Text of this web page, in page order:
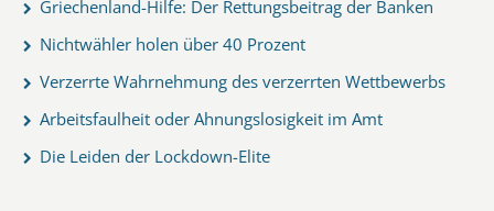
Griechenland-Hilfe: Der Rettungsbeitrag der Banken
Nichtwähler holen über 40 Prozent
Verzerrte Wahrnehmung des verzerrten Wettbewerbs
Arbeitsfaulheit oder Ahnungslosigkeit im Amt
Die Leiden der Lockdown-Elite